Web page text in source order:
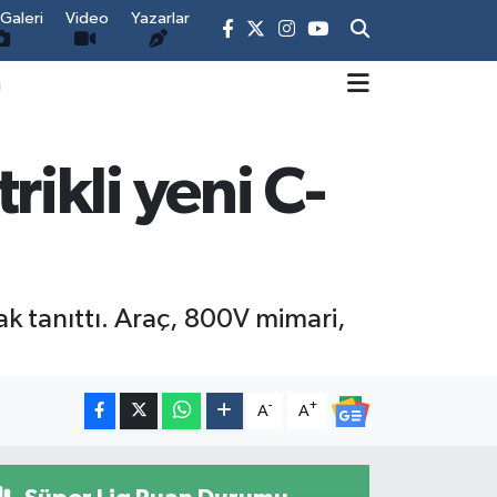
Video Yazarlar
yeni C-
tanıttı. Araç, 800V mimari,
A- A+